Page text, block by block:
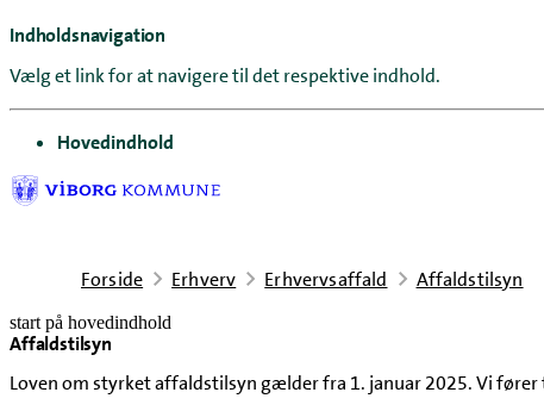
Indholdsnavigation
Vælg et link for at navigere til det respektive indhold.
gå til
Hovedindhold
Forside Erhverv Erhvervsaffald Affaldstilsyn
start på hovedindhold
Affaldstilsyn
Loven om styrket affaldstilsyn gælder fra 1. januar 2025. Vi
senest opdateret 15. april 2026